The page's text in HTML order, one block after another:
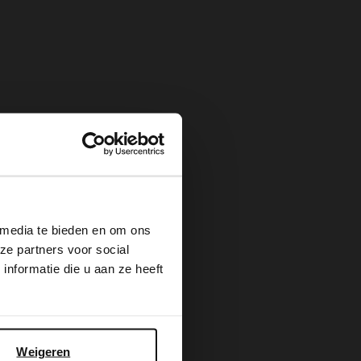
te bieden en om ons
partners voor social
die u aan ze heeft
Weigeren